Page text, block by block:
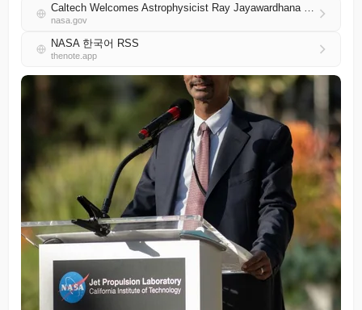
Caltech Welcomes Astrophysicist Ray Jayawardhana as New President
nasa.gov
NASA 한국어 RSS
thenote.app